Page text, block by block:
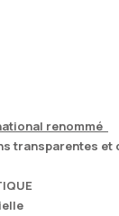
renommé
transparentes et